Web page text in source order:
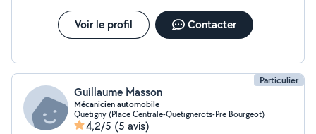
Voir le profil Contacter
Particulier
Guillaume Masson
Mécanicien automobile
Quetigny (Place Centrale-Quetignerots-Pre Bourgeot)
4,2/5 (5 avis)